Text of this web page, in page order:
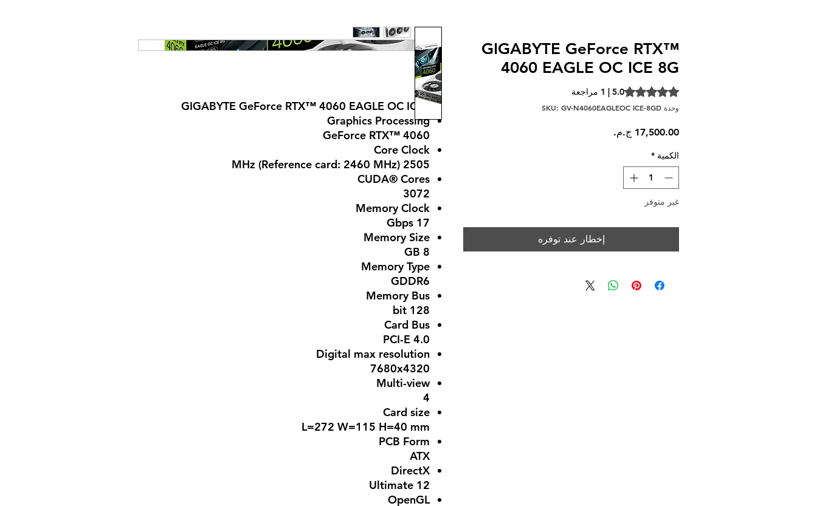
GIGABYTE GeForce RTX™ 4060 EAGLE OC ICE 8G
Graphics Processing
GeForce RTX™ 4060
Core Clock
2505 MHz (Reference card: 2460 MHz)
CUDA® Cores
3072
Memory Clock
17 Gbps
Memory Size
8 GB
Memory Type
GDDR6
Memory Bus
128 bit
Card Bus
PCI-E 4.0
Digital max resolution
7680x4320
Multi-view
4
Card size
L=272 W=115 H=40 mm
PCB Form
ATX
DirectX
12 Ultimate
OpenGL
GIGABYTE GeForce RTX™
4060 EAGLE OC ICE 8G
Rating is 5.0 out of five stars based on 1 review
5.0 | 1 مراجعة
وحدة SKU: GV-N4060EAGLEOC ICE-8GD
الكمية *
غير متوفر
إخطار عند توفره